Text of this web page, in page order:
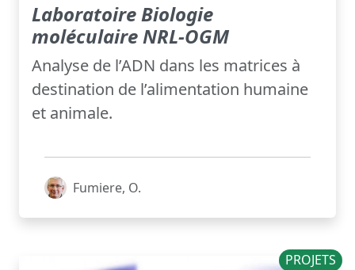
Laboratoire Biologie
moléculaire NRL-OGM
Analyse de l’ADN dans les matrices à
destination de l’alimentation humaine
et animale.
Fumiere, O.
PROJETS